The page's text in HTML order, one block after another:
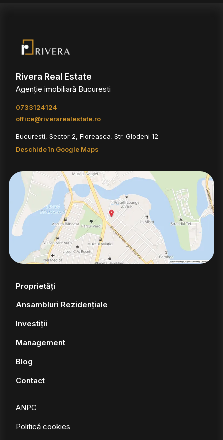
Rivera Real Estate
Agenție imobiliară Bucuresti
0733124124
office@riverarealestate.ro
Bucuresti, Sector 2, Floreasca, Str. Glodeni 12
Deschide în Google Maps
Proprietăți
Ansambluri Rezidențiale
Investiții
Management
Blog
Contact
ANPC
Politică cookies